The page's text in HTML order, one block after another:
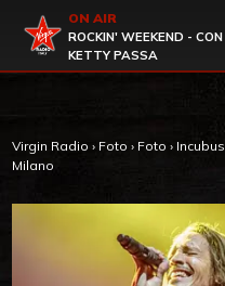
Virgin Radio
ON AIR
ROCKIN' WEEKEND - CON
KETTY PASSA
Virgin Radio › Foto › Foto ›
Milano